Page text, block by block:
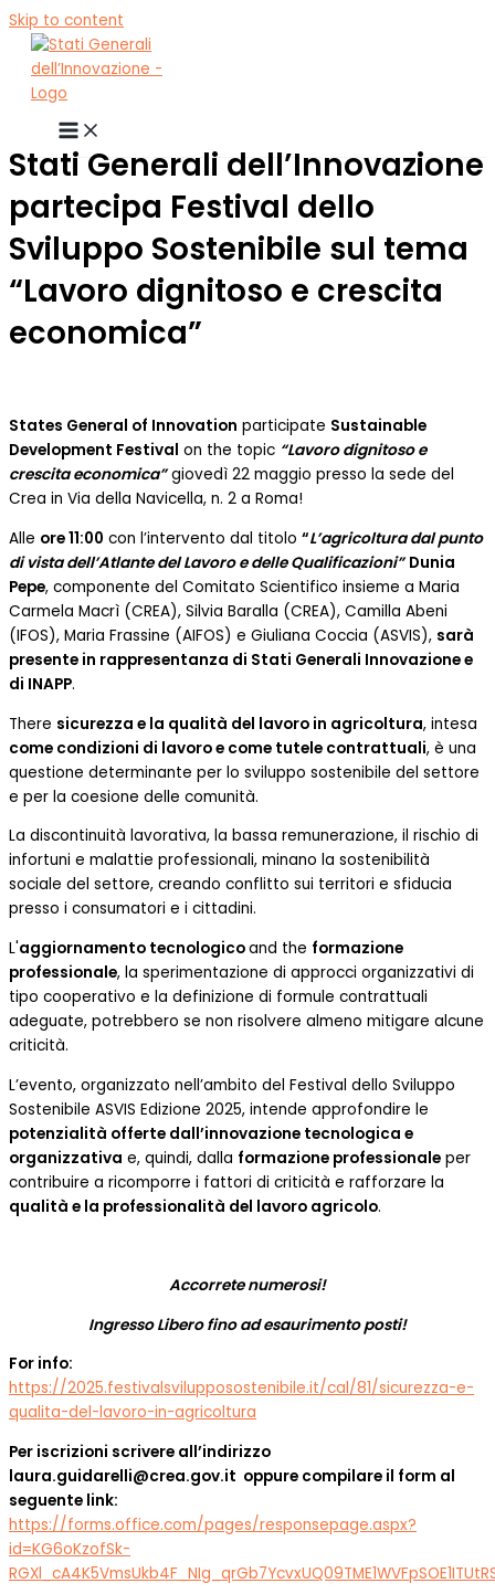
Skip to content
Stati Generali dell’Innovazione
partecipa Festival dello
Sviluppo Sostenibile sul tema
“Lavoro dignitoso e crescita
economica”
States General of Innovation participate Sustainable
Development Festival on the topic “Lavoro dignitoso e
crescita economica”giovedì 22 maggio presso la sede del
Crea in Via della Navicella, n. 2 a Roma!
Alle ore 11:00 con l’intervento dal titolo “L’agricoltura dal punto
di vista dell’Atlante del Lavoro e delle Qualificazioni” Dunia
Pepe, componente del Comitato Scientifico insieme a Maria
Carmela Macrì (CREA), Silvia Baralla (CREA), Camilla Abeni
(IFOS), Maria Frassine (AIFOS) e Giuliana Coccia (ASVIS), sarà
presente in rappresentanza di Stati Generali Innovazione e
di INAPP.
There sicurezza e la qualità del lavoro in agricoltura, intesa
come condizioni di lavoro e come tutele contrattuali, è una
questione determinante per lo sviluppo sostenibile del settore
e per la coesione delle comunità.
La discontinuità lavorativa, la bassa remunerazione, il rischio di
infortuni e malattie professionali, minano la sostenibilità
sociale del settore, creando conflitto sui territori e sfiducia
presso i consumatori e i cittadini.
L'aggiornamento tecnologicoand the formazione
professionale, la sperimentazione di approcci organizzativi di
tipo cooperativo e la definizione di formule contrattuali
adeguate, potrebbero se non risolvere almeno mitigare alcune
criticità.
L’evento, organizzato nell’ambito del Festival dello Sviluppo
Sostenibile ASVIS Edizione 2025, intende approfondire le
potenzialità offerte dall’innovazione tecnologica e
organizzativa e, quindi, dalla formazione professionale per
contribuire a ricomporre i fattori di criticità e rafforzare la
qualità e la professionalità del lavoro agricolo.
Accorrete numerosi!
Ingresso Libero fino ad esaurimento posti!
For info:
https://2025.festivalsvilupposostenibile.it/cal/81/sicurezza-e-
qualita-del-lavoro-in-agricoltura
Per iscrizioni scrivere all’indirizzo
laura.guidarelli@crea.gov.it oppure compilare il form al
seguente link:
https://forms.office.com/pages/responsepage.aspx?
id=KG6oKzofSk-